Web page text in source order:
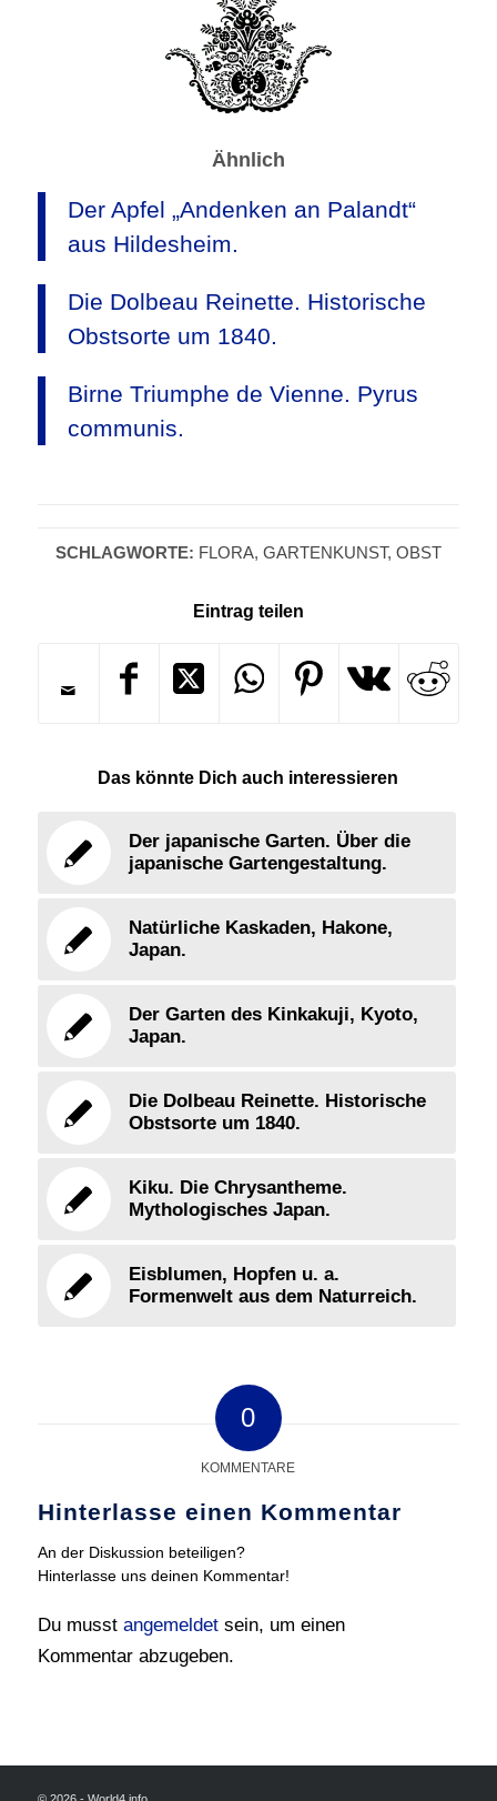
Ähnlich
Der Apfel „Andenken an Palandt“
aus Hildesheim.
Die Dolbeau Reinette. Historische
Obstsorte um 1840.
Birne Triumphe de Vienne. Pyrus
communis.
SCHLAGWORTE: FLORA, GARTENKUNST, OBST
Eintrag teilen
Das könnte Dich auch interessieren
Der japanische Garten. Über die
japanische Gartengestaltung.
Natürliche Kaskaden, Hakone,
Japan.
Der Garten des Kinkakuji, Kyoto,
Japan.
Die Dolbeau Reinette. Historische
Obstsorte um 1840.
Kiku. Die Chrysantheme.
Mythologisches Japan.
Eisblumen, Hopfen u. a.
Formenwelt aus dem Naturreich.
0
KOMMENTARE
Hinterlasse einen Kommentar
An der Diskussion beteiligen?
Hinterlasse uns deinen Kommentar!
Du musst angemeldetsein, um einen
Kommentar abzugeben.